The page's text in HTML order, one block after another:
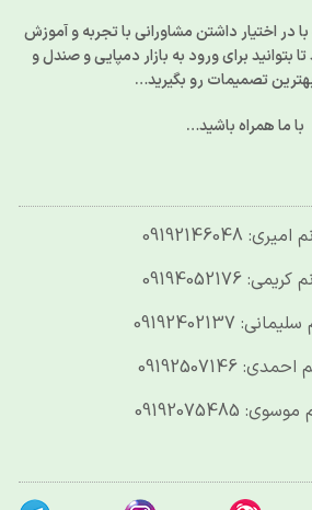
در اختیار داشتن مشاورانی با تجربه و آموزش
بتوانید برای ورود به بازار دمپایی و صندل و
تصمیمات رو بگیرید…
با ما همراه باشید…
09192146048
09194052176
09192402137
09192507146
09192075485